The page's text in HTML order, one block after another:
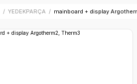
YEDEKPARÇA mainboard + display